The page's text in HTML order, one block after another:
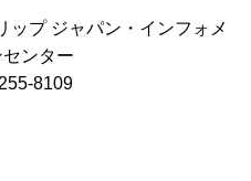
ップ ジャパン・インフォメ
ンター
8109